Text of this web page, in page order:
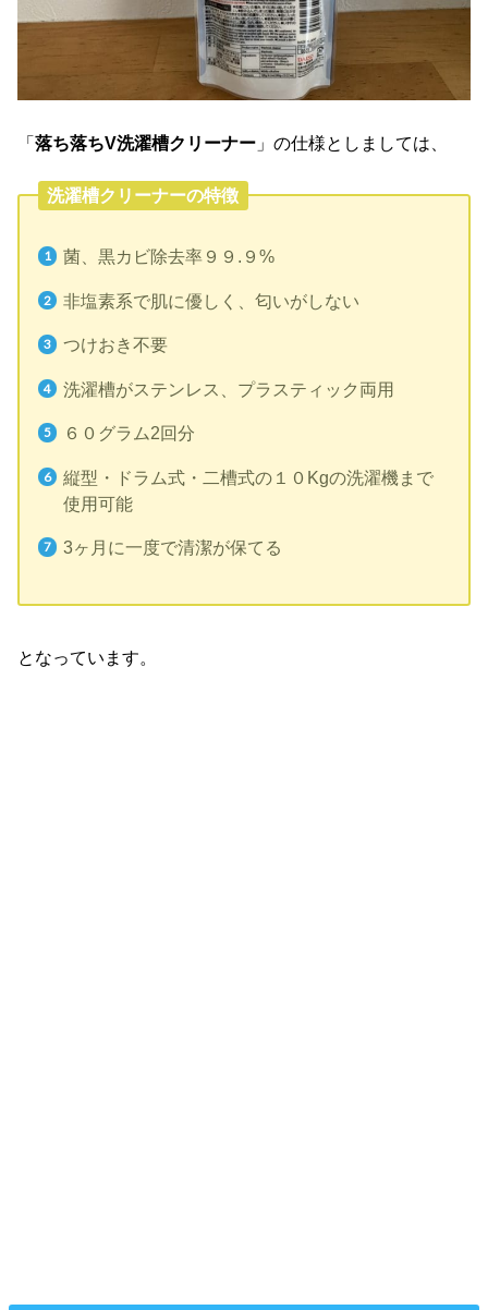
「落ち落ちV洗濯槽クリーナー 」の仕様としましては、
洗濯槽クリーナーの特徴
菌、黒カビ除去率９９.９%
非塩素系で肌に優しく、匂いがしない
つけおき不要
洗濯槽がステンレス、プラスティック両用
６０グラム2回分
縦型・ドラム式・二槽式の１０Kgの洗濯機まで
使用可能
3ヶ月に一度で清潔が保てる
となっています。